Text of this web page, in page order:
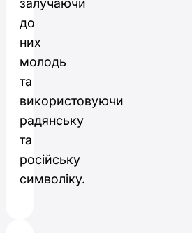
залучаючи
до
них
молодь
та
використовуючи
радянську
та
російську
символіку.